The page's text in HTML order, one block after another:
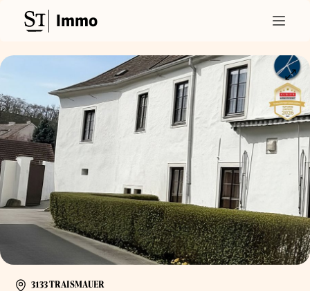
Immo
3133 TRAISMAUER